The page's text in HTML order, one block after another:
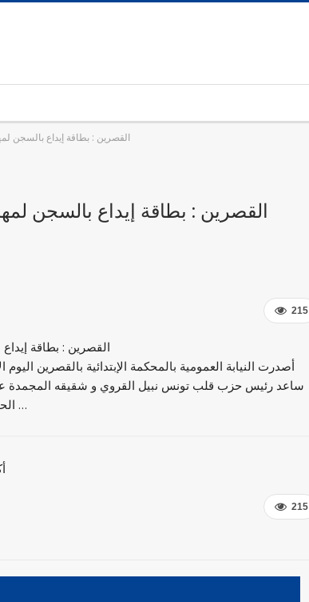
القصرين : بطاقة إيداع بالسجن
القصرين : بطاقة إيداع بالسجن
215
أصدرت النيابة العمومية بالمحكمة الإبتدائية بالقصرين
ساعد رئيس حزب قلب تونس نبيل القروي و شقيقه المجمدة
الحدود البرية خلسة عبر أحد المسالك من ولاية القصرين نحو …
215